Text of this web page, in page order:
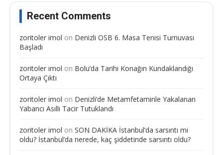
Recent Comments
zoritoler imol on Denizli OSB 6. Masa Tenisi Turnuvası
Başladı
zoritoler imol on Bolu’da Tarihi Konağın Kundaklandığı
Ortaya Çıktı
zoritoler imol on Denizli’de Metamfetaminle Yakalanan
Yabancı Asıllı Tacir Tutuklandı
zoritoler imol on SON DAKİKA İstanbul’da sarsıntı mi
oldu? İstanbul’da nerede, kaç şiddetinde sarsıntı oldu?